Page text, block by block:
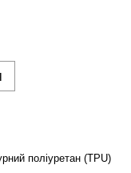
поліуретан (TPU)